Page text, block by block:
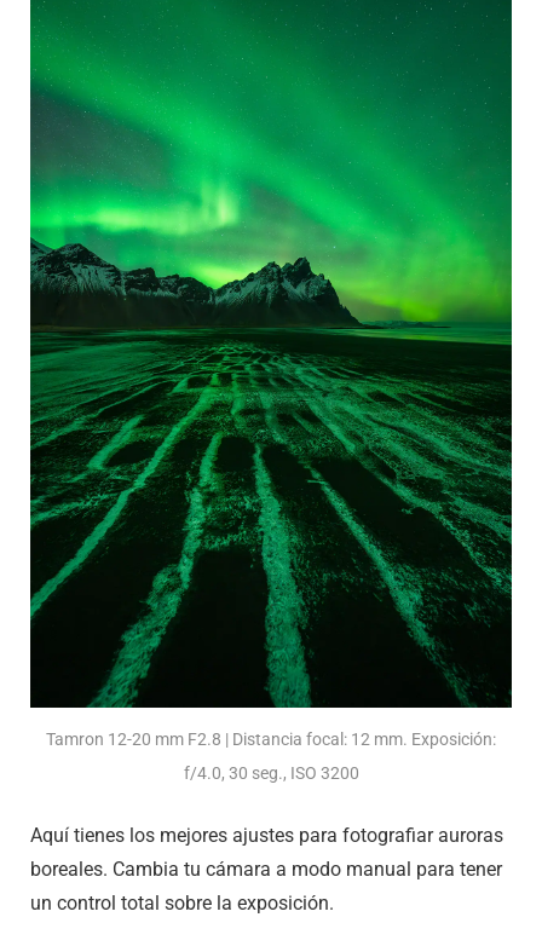
Tamron 12-20 mm F2.8 | Distancia focal: 12 mm. Exposición:
f/4.0, 30 seg., ISO 3200
Aquí tienes los mejores ajustes para fotografiar auroras
boreales. Cambia tu cámara a modo manual para tener
un control total sobre la exposición.